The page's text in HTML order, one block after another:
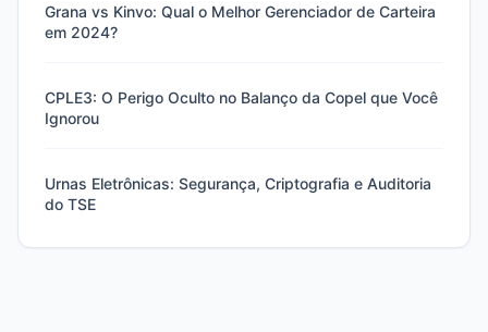
Grana vs Kinvo: Qual o Melhor Gerenciador de Carteira
em 2024?
CPLE3: O Perigo Oculto no Balanço da Copel que Você
Ignorou
Urnas Eletrônicas: Segurança, Criptografia e Auditoria
do TSE